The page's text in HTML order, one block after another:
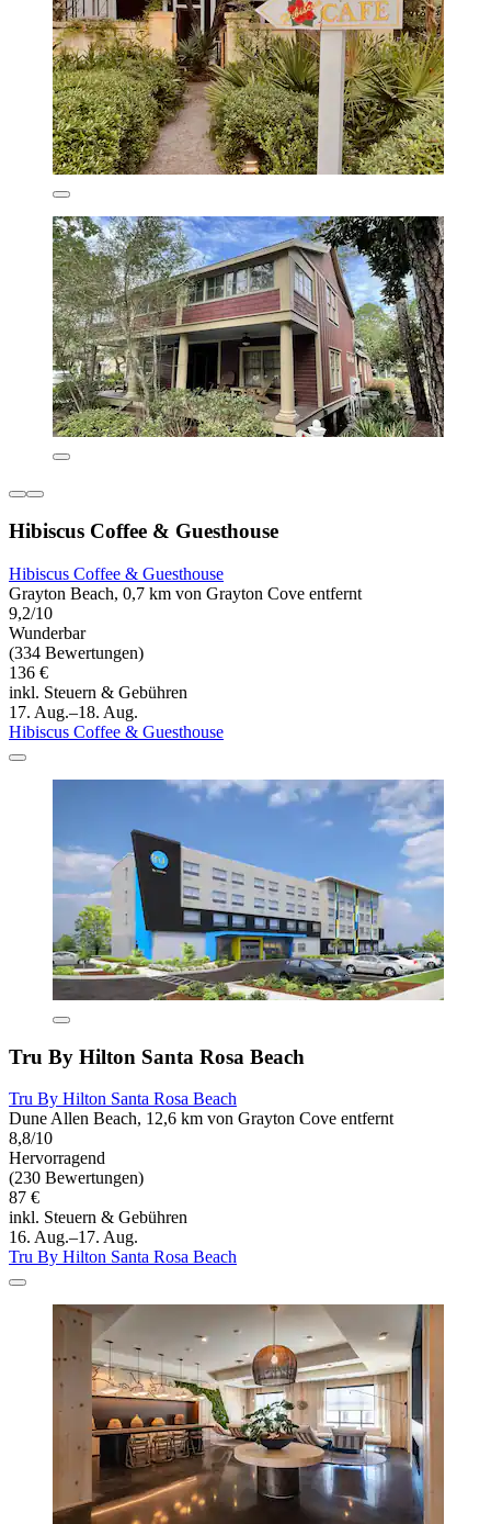
Hibiscus Coffee & Guesthouse
Hibiscus Coffee & Guesthouse
Grayton Beach, 0,7 km von Grayton Cove entfernt
9,2/10
Wunderbar
(334 Bewertungen)
136 €
inkl. Steuern & Gebühren
17. Aug.–18. Aug.
Hibiscus Coffee & Guesthouse
Tru By Hilton Santa Rosa Beach
Tru By Hilton Santa Rosa Beach
Dune Allen Beach, 12,6 km von Grayton Cove entfernt
8,8/10
Hervorragend
(230 Bewertungen)
87 €
inkl. Steuern & Gebühren
16. Aug.–17. Aug.
Tru By Hilton Santa Rosa Beach